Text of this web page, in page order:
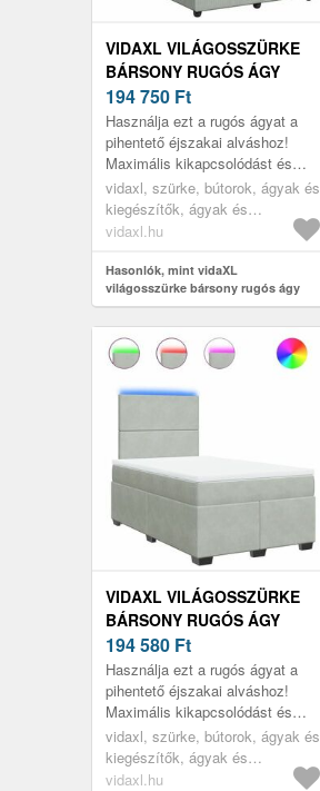
VIDAXL VILÁGOSSZÜRKE
BÁRSONY RUGÓS ÁGY
MATRACCAL 120 X 190 CM
194 750 Ft
Használja ezt a rugós ágyat a
pihentető éjszakai alváshoz!
Maximális kikapcsolódást és
kellemes alvást kínál.
vidaxl, szürke, bútorok, ágyak és
kiegészítők, ágyak és
ágykeretek
vidaxl.hu
Hasonlók, mint vidaXL
világosszürke bársony rugós ágy
matraccal 120 x 190 cm
VIDAXL VILÁGOSSZÜRKE
BÁRSONY RUGÓS ÁGY
MATRACCAL 120 X 190 CM
194 580 Ft
Használja ezt a rugós ágyat a
pihentető éjszakai alváshoz!
Maximális kikapcsolódást és
kellemes alvást kínál.
vidaxl, szürke, bútorok, ágyak és
kiegészítők, ágyak és
ágykeretek
vidaxl.hu